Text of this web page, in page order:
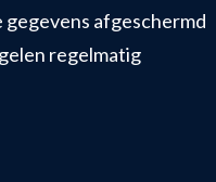
afgeschermd
regelmatig